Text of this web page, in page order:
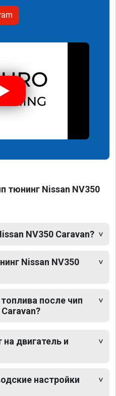
тюнинг Nissan NV350
NV350 Caravan?
Nissan NV350
после чип
двигатель и
настройки